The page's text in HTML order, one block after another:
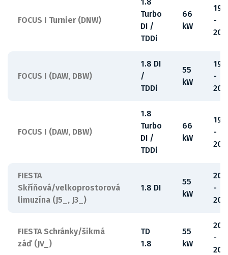
FOCUS I Turnier (DNW)
Turbo
DI /
TDDi
66
kW
-
FOCUS I (DAW, DBW)
1.8 DI
/
TDDi
55
kW
-
FOCUS I (DAW, DBW)
1.8
Turbo
DI /
TDDi
66
kW
-
FIESTA
Skříňová/velkoprostorová
limuzína (J5_, J3_)
1.8 DI
55
kW
-
FIESTA Schránky/šikmá
záď (JV_)
TD
1.8
55
kW
-